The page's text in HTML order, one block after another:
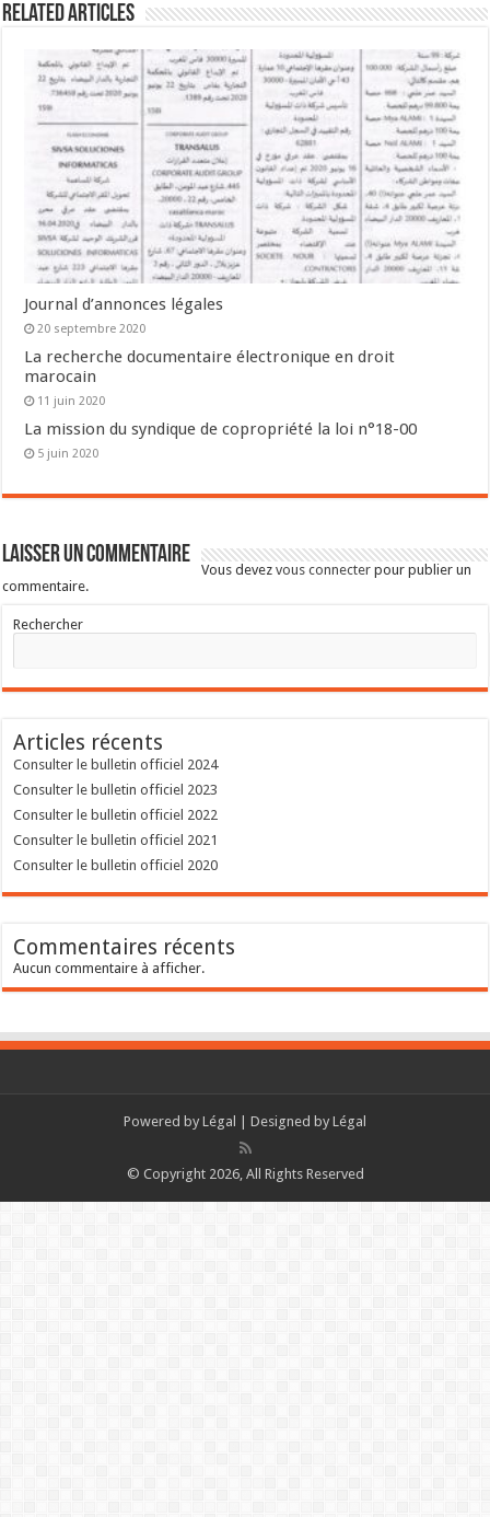
Related Articles
Journal d’annonces légales
20 septembre 2020
La recherche documentaire électronique en droit
marocain
11 juin 2020
La mission du syndique de copropriété la loi n°18-00
5 juin 2020
Laisser un commentaire
Vous devezvous connecter pour publier un
commentaire.
Rechercher
Articles récents
Consulter le bulletin officiel 2024
Consulter le bulletin officiel 2023
Consulter le bulletin officiel 2022
Consulter le bulletin officiel 2021
Consulter le bulletin officiel 2020
Commentaires récents
Aucun commentaire à afficher.
Powered by Légal | Designed by Légal
© Copyright 2026, All Rights Reserved